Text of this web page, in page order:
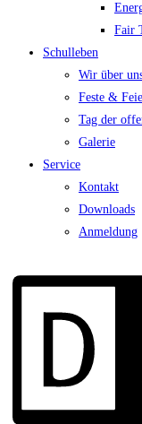
Fair
Schulleben
Wir über
Feste &
Tag der
Galerie
Service
Kontakt
Downloads
Anmeldung